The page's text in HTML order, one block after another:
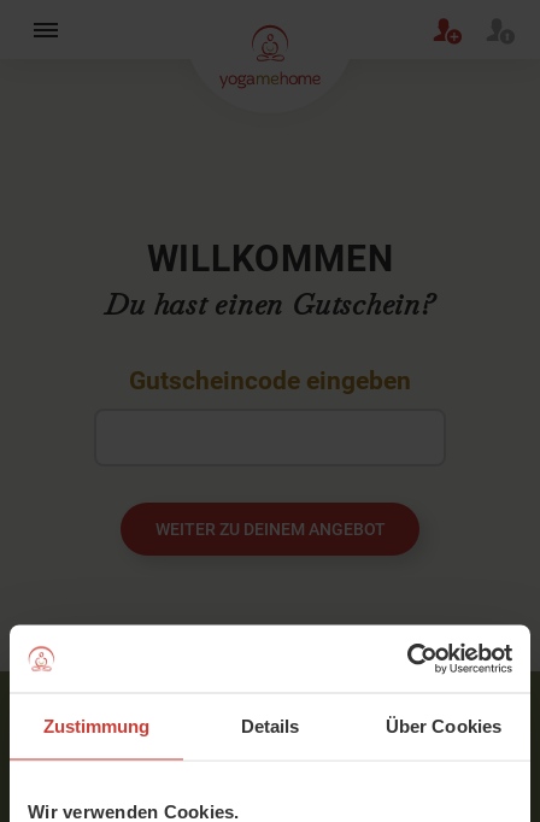
Zustimmung Details Über Cookies
Wir verwenden Cookies.
WILLKOMMEN
Du hast einen Gutschein?
Gutscheincode eingeben
WEITER ZU DEINEM ANGEBOT